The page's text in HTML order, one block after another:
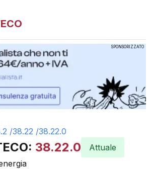
SPONSORIZZATO
/38.22 /38.22.0
38.22.0 Attuale